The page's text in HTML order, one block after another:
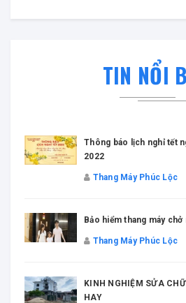
TIN NỔI
Thông báo lịch nghỉ tết
2022
Thang Máy Phúc Lộc
Bảo hiểm thang máy
Thang Máy Phúc Lộc
KINH NGHIỆM SỬA
HAY